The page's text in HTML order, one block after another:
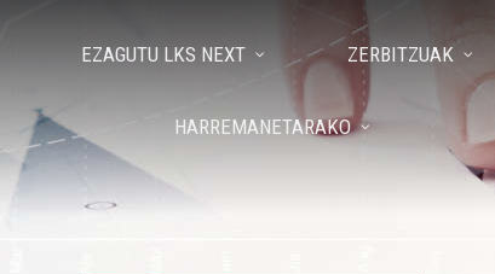
EZAGUTU LKS NEXT ZERBITZUAK
HARREMANETARAKO